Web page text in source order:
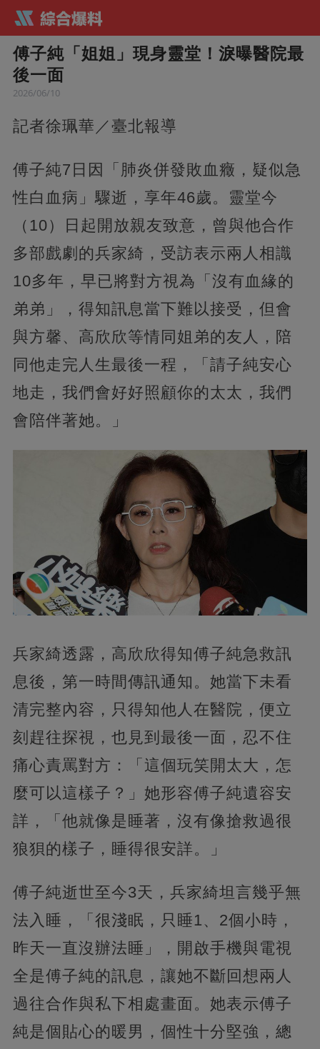
傅子純「姐姐」現身靈堂！淚曝醫院最
後一面
2026/06/10
記者徐珮華／臺北報導
傅子純7日因「肺炎併發敗血癥，疑似急
性白血病」驟逝，享年46歲。靈堂今
（10）日起開放親友致意，曾與他合作
多部戲劇的兵家綺，受訪表示兩人相識
10多年，早已將對方視為「沒有血緣的
弟弟」，得知訊息當下難以接受，但會
與方馨、高欣欣等情同姐弟的友人，陪
同他走完人生最後一程，「請子純安心
地走，我們會好好照顧你的太太，我們
會陪伴著她。」
兵家綺透露，高欣欣得知傅子純急救訊
息後，第一時間傳訊通知。她當下未看
清完整內容，只得知他人在醫院，便立
刻趕往探視，也見到最後一面，忍不住
痛心責罵對方：「這個玩笑開太大，怎
麼可以這樣子？」她形容傅子純遺容安
詳，「他就像是睡著，沒有像搶救過很
狼狽的樣子，睡得很安詳。」
傅子純逝世至今3天，兵家綺坦言幾乎無
法入睡，「很淺眠，只睡1、2個小時，
昨天一直沒辦法睡」，開啟手機與電視
全是傅子純的訊息，讓她不斷回想兩人
過往合作與私下相處畫面。她表示傅子
純是個貼心的暖男，個性十分堅強，總